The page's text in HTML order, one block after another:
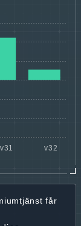
får